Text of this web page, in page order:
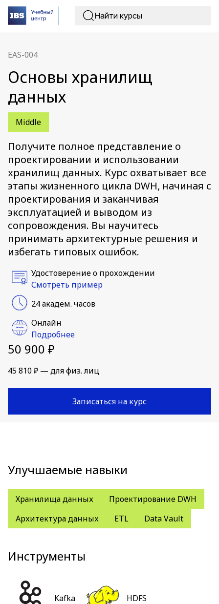
EAS-004
Основы хранилищ
данных
Middle
Получите полное представление о
проектировании и использовании
хранилищ данных. Курс охватывает все
этапы жизненного цикла DWH, начиная с
проектирования и заканчивая
эксплуатацией и выводом из
сопровождения. Вы научитесь
принимать архитектурные решения и
избегать типовых ошибок.
Удостоверение о прохождении
Смотреть пример
24 академ. часов
Онлайн
Подробнее
50 900 ₽
45 810 ₽ — для физ. лиц
Записаться на курс
Улучшаемые навыки
Хранилища данных
Проектирование DWH
Архитектура данных
ETL Data Vault
Инструменты
Kafka HDFS